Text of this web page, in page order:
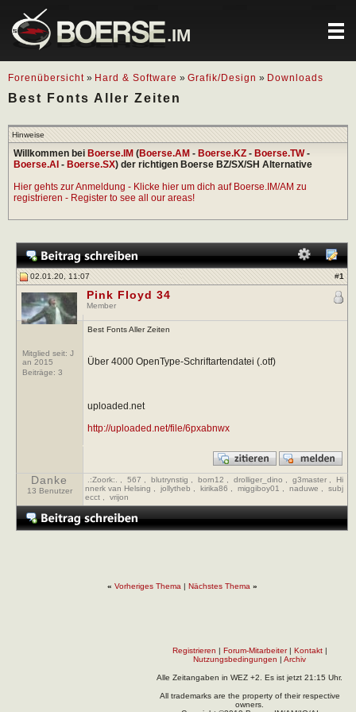
.IM
Forenübersicht » Hard & Software » Grafik/Design » Downloads
Best Fonts Aller Zeiten
Hinweise
Willkommen bei Boerse.IM (Boerse.AM - Boerse.KZ - Boerse.TW-
Boerse.AI - Boerse.SX) der richtigen Boerse BZ/SX/SH Alternative
Hier gehts zur Anmeldung - Klicke hier um dich auf Boerse.IM/AM zu
registrieren - Register to see all our areas!
02.01.20, 11:07 #1
Mitglied seit: J
an 2015
Beiträge: 3
Pink Floyd 34
Member
Best Fonts Aller Zeiten
Über 4000 OpenType-Schriftartendatei (.otf)
uploaded.net
http://uploaded.net/file/6pxabnwx
Danke
13 Benutzer
.:Zoork:. 567 blutrynstig born12 drolliger_dino g3master
Hi
nnerk van Helsing
jollytheb kirika86 miggiboy01 naduwe
subj
ecct
vrijon
« Vorheriges Thema | Nächstes Thema »
Registrieren | Forum-Mitarbeiter| Kontakt|
Nutzungsbedingungen | Archiv
Alle Zeitangaben in WEZ +2. Es ist jetzt 21:15 Uhr.
All trademarks are the property of their respective
owners.